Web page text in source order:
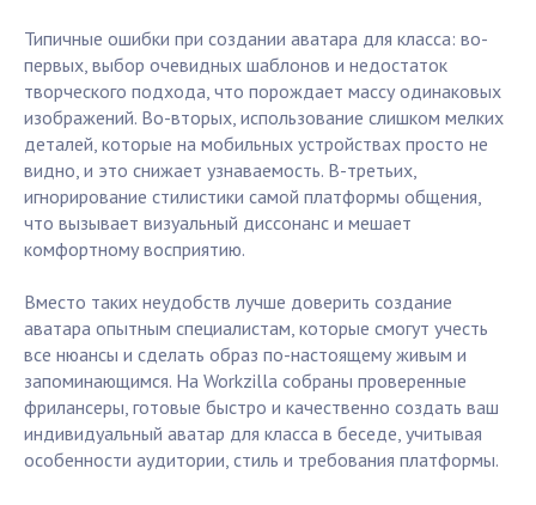
Типичные ошибки при создании аватара для класса: во-
первых, выбор очевидных шаблонов и недостаток
творческого подхода, что порождает массу одинаковых
изображений. Во-вторых, использование слишком мелких
деталей, которые на мобильных устройствах просто не
видно, и это снижает узнаваемость. В-третьих,
игнорирование стилистики самой платформы общения,
что вызывает визуальный диссонанс и мешает
комфортному восприятию.
Вместо таких неудобств лучше доверить создание
аватара опытным специалистам, которые смогут учесть
все нюансы и сделать образ по-настоящему живым и
запоминающимся. На Workzilla собраны проверенные
фрилансеры, готовые быстро и качественно создать ваш
индивидуальный аватар для класса в беседе, учитывая
особенности аудитории, стиль и требования платформы.